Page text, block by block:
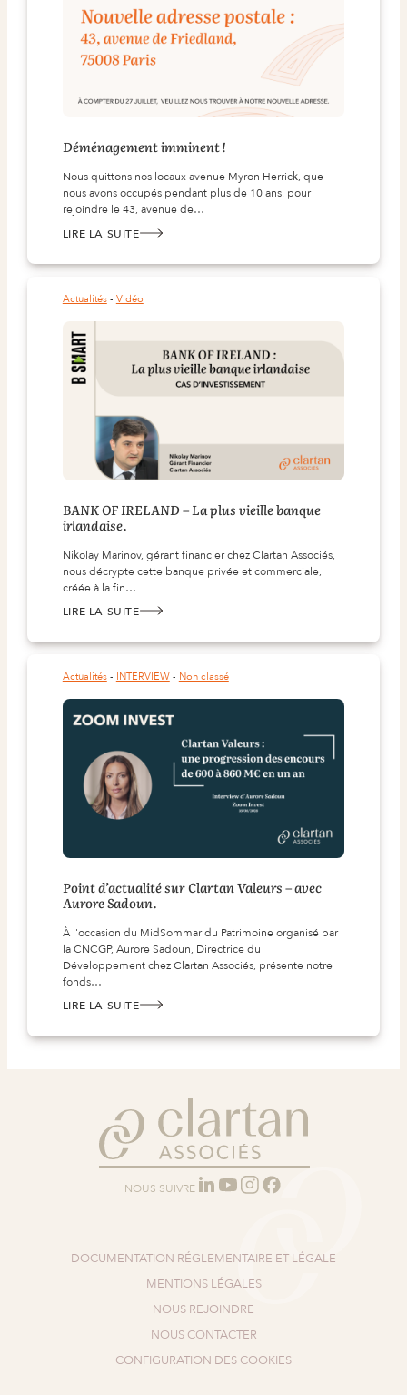
Déménagement imminent !
Nous quittons nos locaux avenue Myron Herrick, que
nous avons occupés pendant plus de 10 ans, pour
rejoindre le 43, avenue de…
LIRE LA SUITE
:
Actualités - Vidéo
BANK OF IRELAND – La plus vieille banque
irlandaise.
Nikolay Marinov, gérant financier chez Clartan Associés,
nous décrypte cette banque privée et commerciale,
créée à la fin…
LIRE LA SUITE
:
IRELAND
LA
PLUS
BANQUE
IRLANDAISE.
Actualités - INTERVIEW - Non classé
Point d’actualité sur Clartan Valeurs – avec
Aurore Sadoun.
À l'occasion du MidSommar du Patrimoine organisé par
la CNCGP, Aurore Sadoun, Directrice du
Développement chez Clartan Associés, présente notre
fonds…
LIRE LA SUITE
:
SUR
NOUS SUIVRE
DOCUMENTATION RÉGLEMENTAIRE ET LÉGALE
MENTIONS LÉGALES
NOUS REJOINDRE
NOUS CONTACTER
CONFIGURATION DES COOKIES